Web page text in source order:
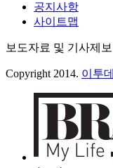
공지사항
사이트맵
보도자료 및 기사제보
Copyright 2014. 이투